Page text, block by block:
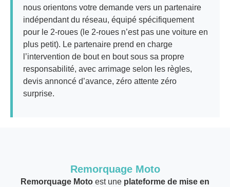
nous orientons votre demande vers un partenaire
indépendant du réseau, équipé spécifiquement
pour le 2-roues (le 2-roues n’est pas une voiture en
plus petit). Le partenaire prend en charge
l’intervention de bout en bout sous sa propre
responsabilité, avec arrimage selon les règles,
devis annoncé d’avance, zéro attente zéro
surprise.
Remorquage Moto
Remorquage Moto est une plateforme de mise en